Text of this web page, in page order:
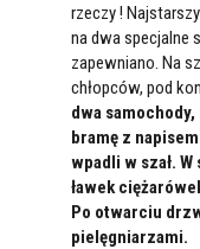
rzeczy !
na dwa specjalne
zapewniano. Na
chłopców, pod
dwa
bramę z
wpadli w szał.
ławek
Po otwarciu
pielęgniarzami.